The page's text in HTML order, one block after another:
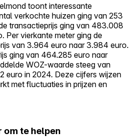
toont interessante
verkochte huizen ging van 253
transactieprijs ging van 483.008
Per vierkante meter ging de
van 3.964 euro naar 3.984 euro.
ging van 464.285 euro naar
WOZ-waarde steeg van
euro in 2024. Deze cijfers wijzen
met fluctuaties in prijzen en
om te helpen